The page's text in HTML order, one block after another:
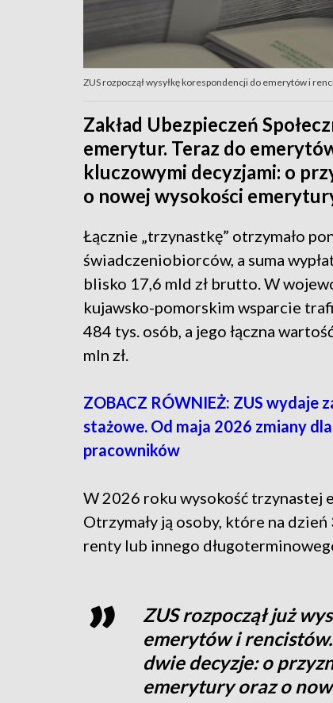
ZUS rozpoczął wysyłkę korespondencji do emerytów i
Zakład Ubezpieczeń
emerytur. Teraz do
kluczowymi decyzjami: o
o nowej wysokości
Łącznie „trzynastkę” otrzymało
świadczeniobiorców, a suma
blisko 17,6 mld zł brutto. W
kujawsko-pomorskim wsparcie
484 tys. osób, a jego łączna
mln zł.
ZOBACZ RÓWNIEŻ: ZUS wydaje
stażowe. Od maja 2026 zmiany
pracowników
W 2026 roku wysokość trzynastej
Otrzymały ją osoby, które na
renty lub innego
ZUS rozpoczął już
emerytów i
dwie decyzje: o
emerytury oraz o